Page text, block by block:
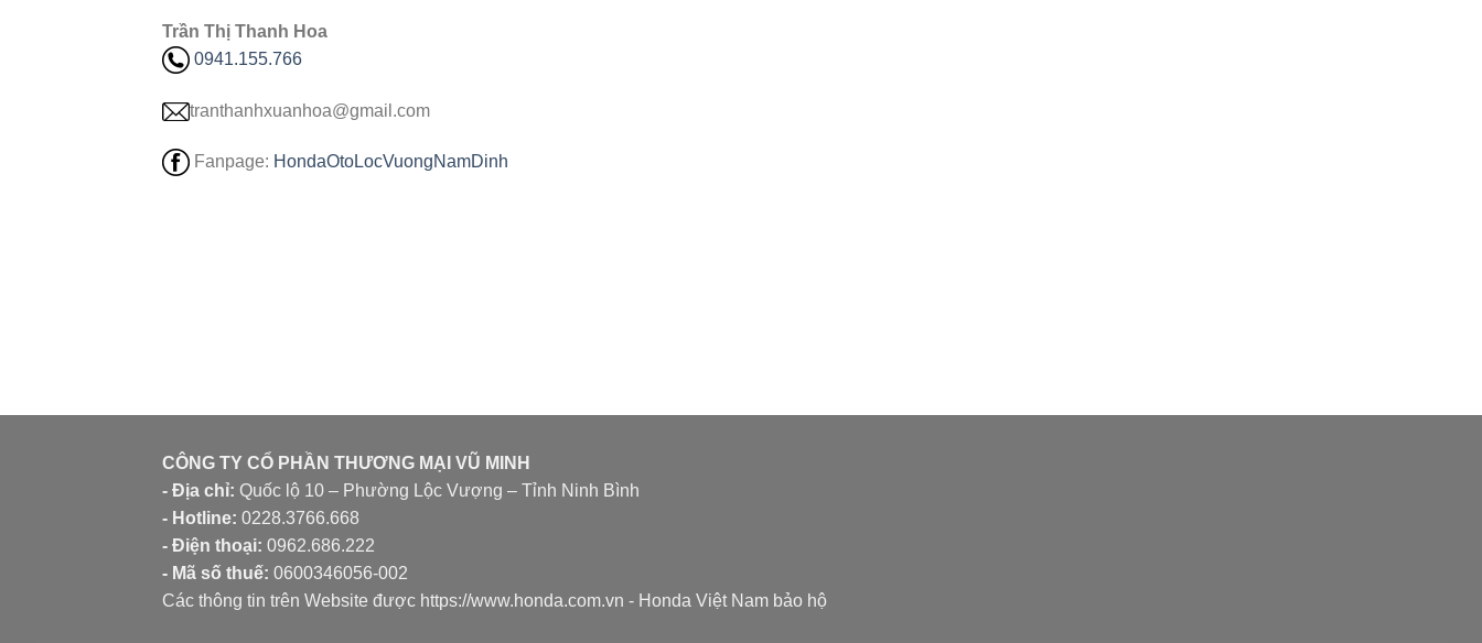
Trần Thị Thanh Hoa
0941.155.766
tranthanhxuanhoa@gmail.com
Fanpage: HondaOtoLocVuongNamDinh
CÔNG TY CỔ PHẦN THƯƠNG MẠI VŨ MINH
- Địa chỉ: Quốc lộ 10 – Phường Lộc Vượng – Tỉnh Ninh Bình
- Hotline: 0228.3766.668
- Điện thoại: 0962.686.222
- Mã số thuế: 0600346056-002
Các thông tin trên Website được https://www.honda.com.vn - Honda Việt Nam bảo hộ